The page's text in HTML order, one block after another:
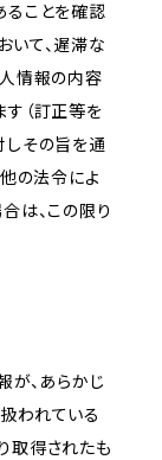
ることを確認
いて、遅滞な
情報の内容
（訂正等を
しその旨を通
他の法令によ
は、この限り
が、あらかじ
われている
取得されたも